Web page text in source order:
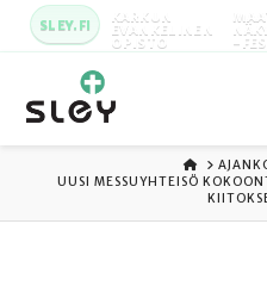
SLEY.FI KARKUN
EVANKELINEN
OPISTO -
ETUSIVU
UUSI MESSUYHTEISÖ